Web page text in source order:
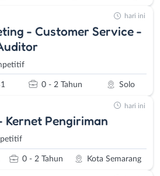
- Customer Service -
0 - 2 Tahun Solo
hari ini
Kernet Pengiriman
0 - 2 Tahun Kota Semarang
hari ini